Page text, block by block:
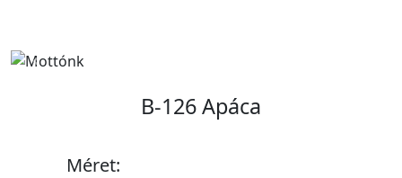
Previous
B-126 Apáca
Méret: